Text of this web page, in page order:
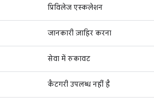
प्रिविलेज एस्कलेशन
जानकारी ज़ाहिर करना
सेवा में रुकावट
कैटगरी उपलब्ध नहीं है